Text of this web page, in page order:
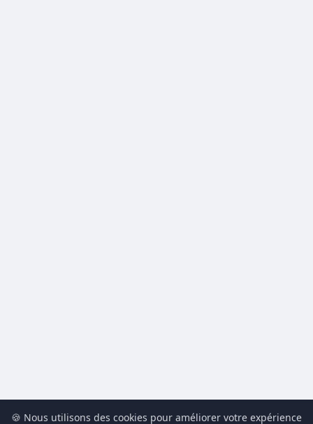
🍪 Nous utilisons des cookies pour améliorer votre expérience